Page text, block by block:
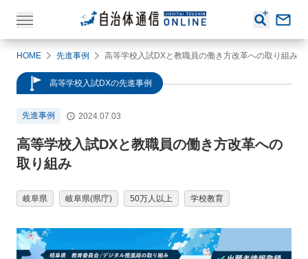
HOME 先進事例 高等学校入試DXと教職員の働き方改革への取り組み
高等学校入試DXの先進事例
先進事例 2024.07.03
高等学校入試DXと教職員の働き方改革への
取り組み
岐阜県 岐阜県(県庁) 50万人以上 学校教育